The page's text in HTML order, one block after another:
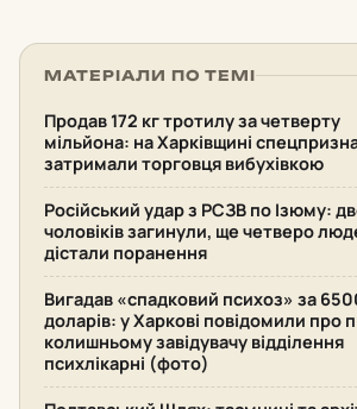
МАТЕРІАЛИ ПО ТЕМІ
Продав 172 кг тротилу за четверту
мільйона: на Харківщині
затримали торговця вибухівкою
Російський удар з РСЗВ по Ізюму:
чоловіків загинули, ще четверо
дістали поранення
Вигадав «спадковий психоз» за
доларів: у Харкові повідомили про
колишньому завідувачу відділення
психлікарні (фото)